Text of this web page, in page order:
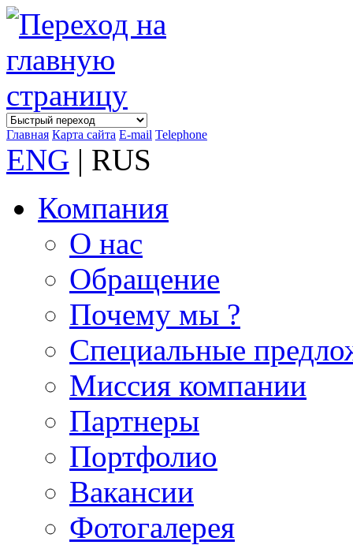
Главная Карта сайта E-mail Telephone
ENG | RUS
Компания
О нас
Обращение
Почему мы ?
Специальные
Миссия компании
Партнеры
Портфолио
Вакансии
Фотогалерея